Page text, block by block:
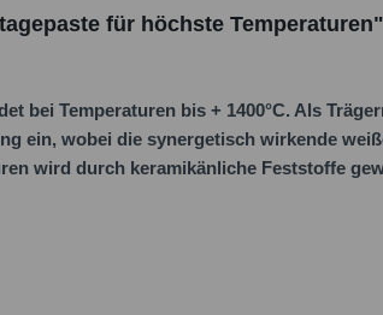
für höchste Temperaturen"
bei Temperaturen bis + 1400°C. Als
ein, wobei die synergetisch wirkende
wird durch keramikänliche Feststoffe